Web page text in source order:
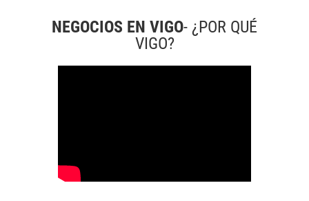
NEGOCIOS EN VIGO- ¿POR QUÉ
VIGO?